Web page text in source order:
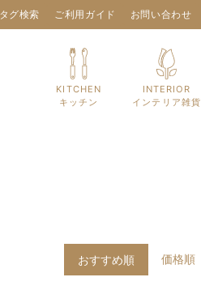
グ検索 ご利用ガイド お問い合わせ
KITCHEN
キッチン
INTERIOR
インテリア雑貨
おすすめ順 価格順